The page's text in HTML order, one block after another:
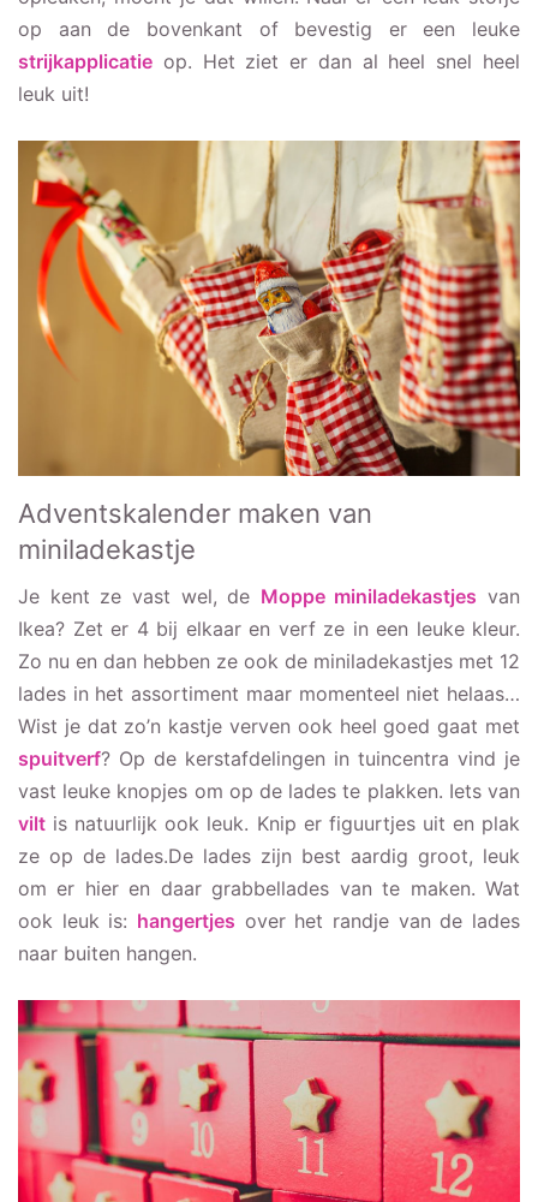
op aan de bovenkant of bevestig er een leuke
strijkapplicatie op. Het ziet er dan al heel snel heel
leuk uit!
Adventskalender maken van
miniladekastje
Je kent ze vast wel, de Moppeminiladekastjes van
Ikea? Zet er 4 bij elkaar en verf ze in een leuke kleur.
Zo nu en dan hebben ze ook de miniladekastjes met 12
lades in het assortiment maar momenteel niet helaas…
Wist je dat zo’n kastje verven ook heel goed gaat met
spuitverf? Op de kerstafdelingen in tuincentra vind je
vast leuke knopjes om op de lades te plakken. Iets van
vilt is natuurlijk ook leuk. Knip er figuurtjes uit en plak
ze op de lades.De lades zijn best aardig groot, leuk
om er hier en daar grabbellades van te maken. Wat
ook leuk is: hangertjes over het randje van de lades
naar buiten hangen.